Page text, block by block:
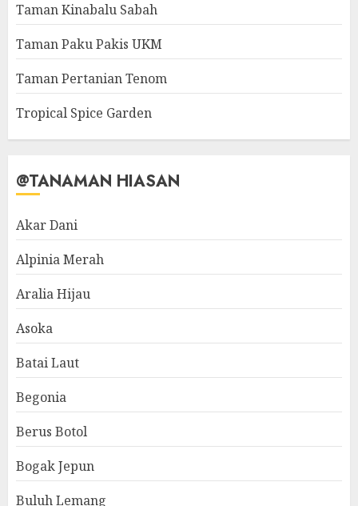
Taman Kinabalu Sabah
Taman Paku Pakis UKM
Taman Pertanian Tenom
Tropical Spice Garden
@TANAMAN HIASAN
Akar Dani
Alpinia Merah
Aralia Hijau
Asoka
Batai Laut
Begonia
Berus Botol
Bogak Jepun
Buluh Lemang